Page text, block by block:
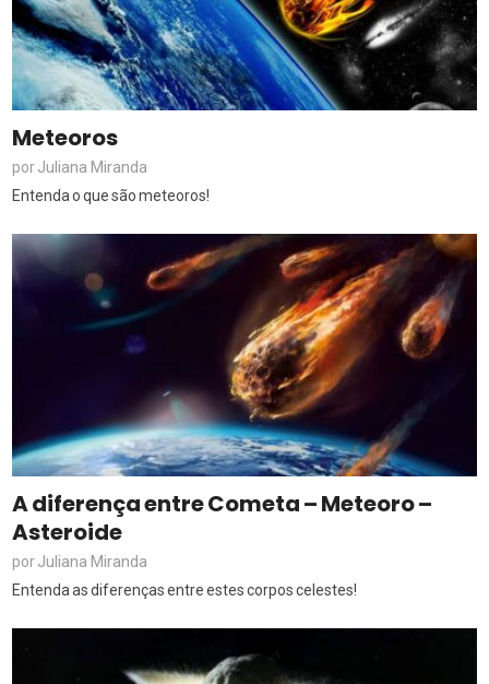
Meteoros
porJuliana Miranda
Entenda o que são meteoros!
A diferença entre Cometa – Meteoro –
Asteroide
porJuliana Miranda
Entenda as diferenças entre estes corpos celestes!